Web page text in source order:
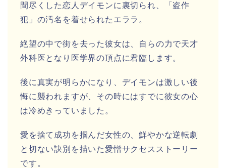
間尽くした恋人デイモンに裏切られ、「盗作
犯」の汚名を着せられたエララ。
絶望の中で街を去った彼女は、自らの力で天才
外科医となり医学界の頂点に君臨します。
後に真実が明らかになり、デイモンは激しい後
悔に襲われますが、その時にはすでに彼女の心
は冷めきっていました。
愛を捨て成功を掴んだ女性の、鮮やかな逆転劇
と切ない訣別を描いた愛憎サクセスストーリー
です。